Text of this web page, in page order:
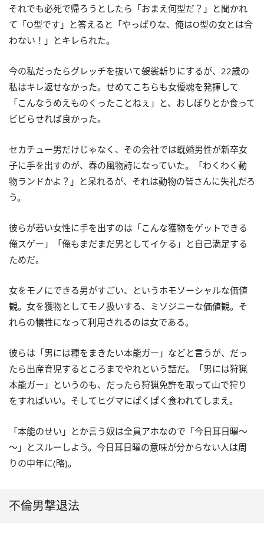
それでも必死で帰ろうとしたら「おまえ何型だ？」と聞かれ
て「O型です」と答えると「やっぱりな、俺はO型の女とは合
わない！」とキレられた。
今の私だったらグレッチを抜いて袈裟斬りにするが、22歳の
私はキレ返せなかった。せめてこちらも女優魂を発揮して
「こんなうめえものくったことねぇ」と、おしぼりとか食って
ビビらせれば良かった。
セカチュー男だけじゃなく、その会社では既婚男性が新卒女
子に手を出すのが、春の風物詩になっていた。「わくわく動
物ランドかよ？」と呆れるが、それは動物の皆さんに失礼だろ
う。
彼らが若い女性に手を出すのは「こんな獲物をゲットできる
俺スゲー」「俺もまだまだ男としてイケる」と自己満足する
ためだ。
女をモノにできる男がすごい、というホモソーシャルな価値
観。女を獲物としてモノ扱いする、ミソジニーな価値観。そ
れらの犠牲になって利用されるのは女である。
彼らは「男には種をまきたい本能ガー」などと言うが、だっ
たら出産育児するところまでやれという話だ。「男には狩猟
本能ガー」というのも、だったら狩猟免許を取って山で狩り
をすればいい。そしてヒグマにぱくぱく食われてしまえ。
「本能のせい」とか言う奴は全員アホなので「今日耳日曜～
～」とスルーしよう。今日耳日曜の意味が分からない人は周
りの中年に(略)。
不倫男撃退法